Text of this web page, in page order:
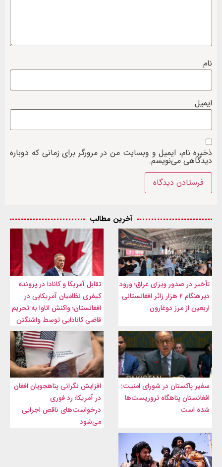
نام
ایمیل
ذخیره نام، ایمیل و وبسایت من در مرورگر برای زمانی که دوباره
دیدگاهی می‌نویسم.
آخرین مطالب
تأخیر در صدور ویزای عراق؛ ورود
دیرهنگام ۲ هزار زائر افغانستانی
اربعین از مرز دوغارون
تقابل آمریکا و کانادا در پرونده
کیفری نظامیان آمریکایی در
افغانستان؛ واکنش اتاوا به تحریم
قاضی کانادایی توسط واشنگتن
سفیر پاکستان در شورای امنیت:
افغانستان پناهگاه تروریست‌ها
شده است
افزایش نگرانی پناهجویان افغان
در آمریکا؛ رد فوری
درخواست‌های ناقص اجرایی
می‌شود